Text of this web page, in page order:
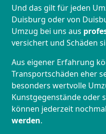
Und das gilt für jeden
Duisburg oder von
Umzug bei uns aus
versichert und Schäden
Aus eigener Erfahrung
Transportschäden eher
besonders wertvolle
Kunstgegenstände oder
können jederzeit
werden.